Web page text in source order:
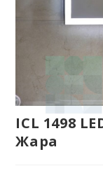
ICL 1498
Жара